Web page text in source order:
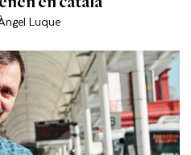
Luque